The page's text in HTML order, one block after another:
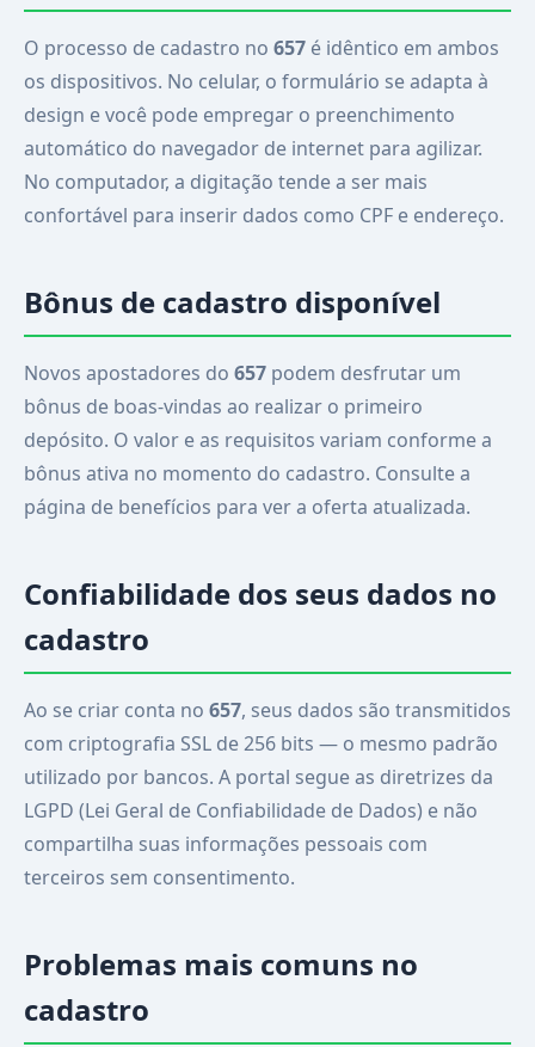
O processo de cadastro no 657 é idêntico em ambos
os dispositivos. No celular, o formulário se adapta à
design e você pode empregar o preenchimento
automático do navegador de internet para agilizar.
No computador, a digitação tende a ser mais
confortável para inserir dados como CPF e endereço.
Bônus de cadastro disponível
Novos apostadores do 657 podem desfrutar um
bônus de boas-vindas ao realizar o primeiro
depósito. O valor e as requisitos variam conforme a
bônus ativa no momento do cadastro. Consulte a
página de benefícios para ver a oferta atualizada.
Confiabilidade dos seus dados no
cadastro
Ao se criar conta no 657, seus dados são transmitidos
com criptografia SSL de 256 bits — o mesmo padrão
utilizado por bancos. A portal segue as diretrizes da
LGPD (Lei Geral de Confiabilidade de Dados) e não
compartilha suas informações pessoais com
terceiros sem consentimento.
Problemas mais comuns no
cadastro